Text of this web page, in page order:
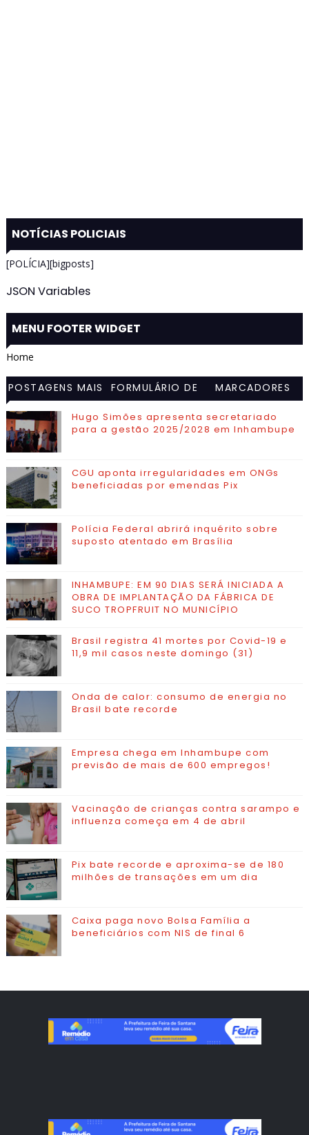
NOTÍCIAS POLICIAIS
[POLÍCIA][bigposts]
JSON Variables
MENU FOOTER WIDGET
Home
POSTAGENS MAIS
VISITADAS
FORMULÁRIO DE
MARCADORES
Hugo Simões apresenta secretariado
para a gestão 2025/2028 em Inhambupe
CGU aponta irregularidades em ONGs
beneficiadas por emendas Pix
Polícia Federal abrirá inquérito sobre
suposto atentado em Brasília
INHAMBUPE: EM 90 DIAS SERÁ INICIADA A
OBRA DE IMPLANTAÇÃO DA FÁBRICA DE
SUCO TROPFRUIT NO MUNICÍPIO
Brasil registra 41 mortes por Covid-19 e
11,9 mil casos neste domingo (31)
Onda de calor: consumo de energia no
Brasil bate recorde
Empresa chega em Inhambupe com
previsão de mais de 600 empregos!
Vacinação de crianças contra sarampo e
influenza começa em 4 de abril
Pix bate recorde e aproxima-se de 180
milhões de transações em um dia
Caixa paga novo Bolsa Família a
beneficiários com NIS de final 6